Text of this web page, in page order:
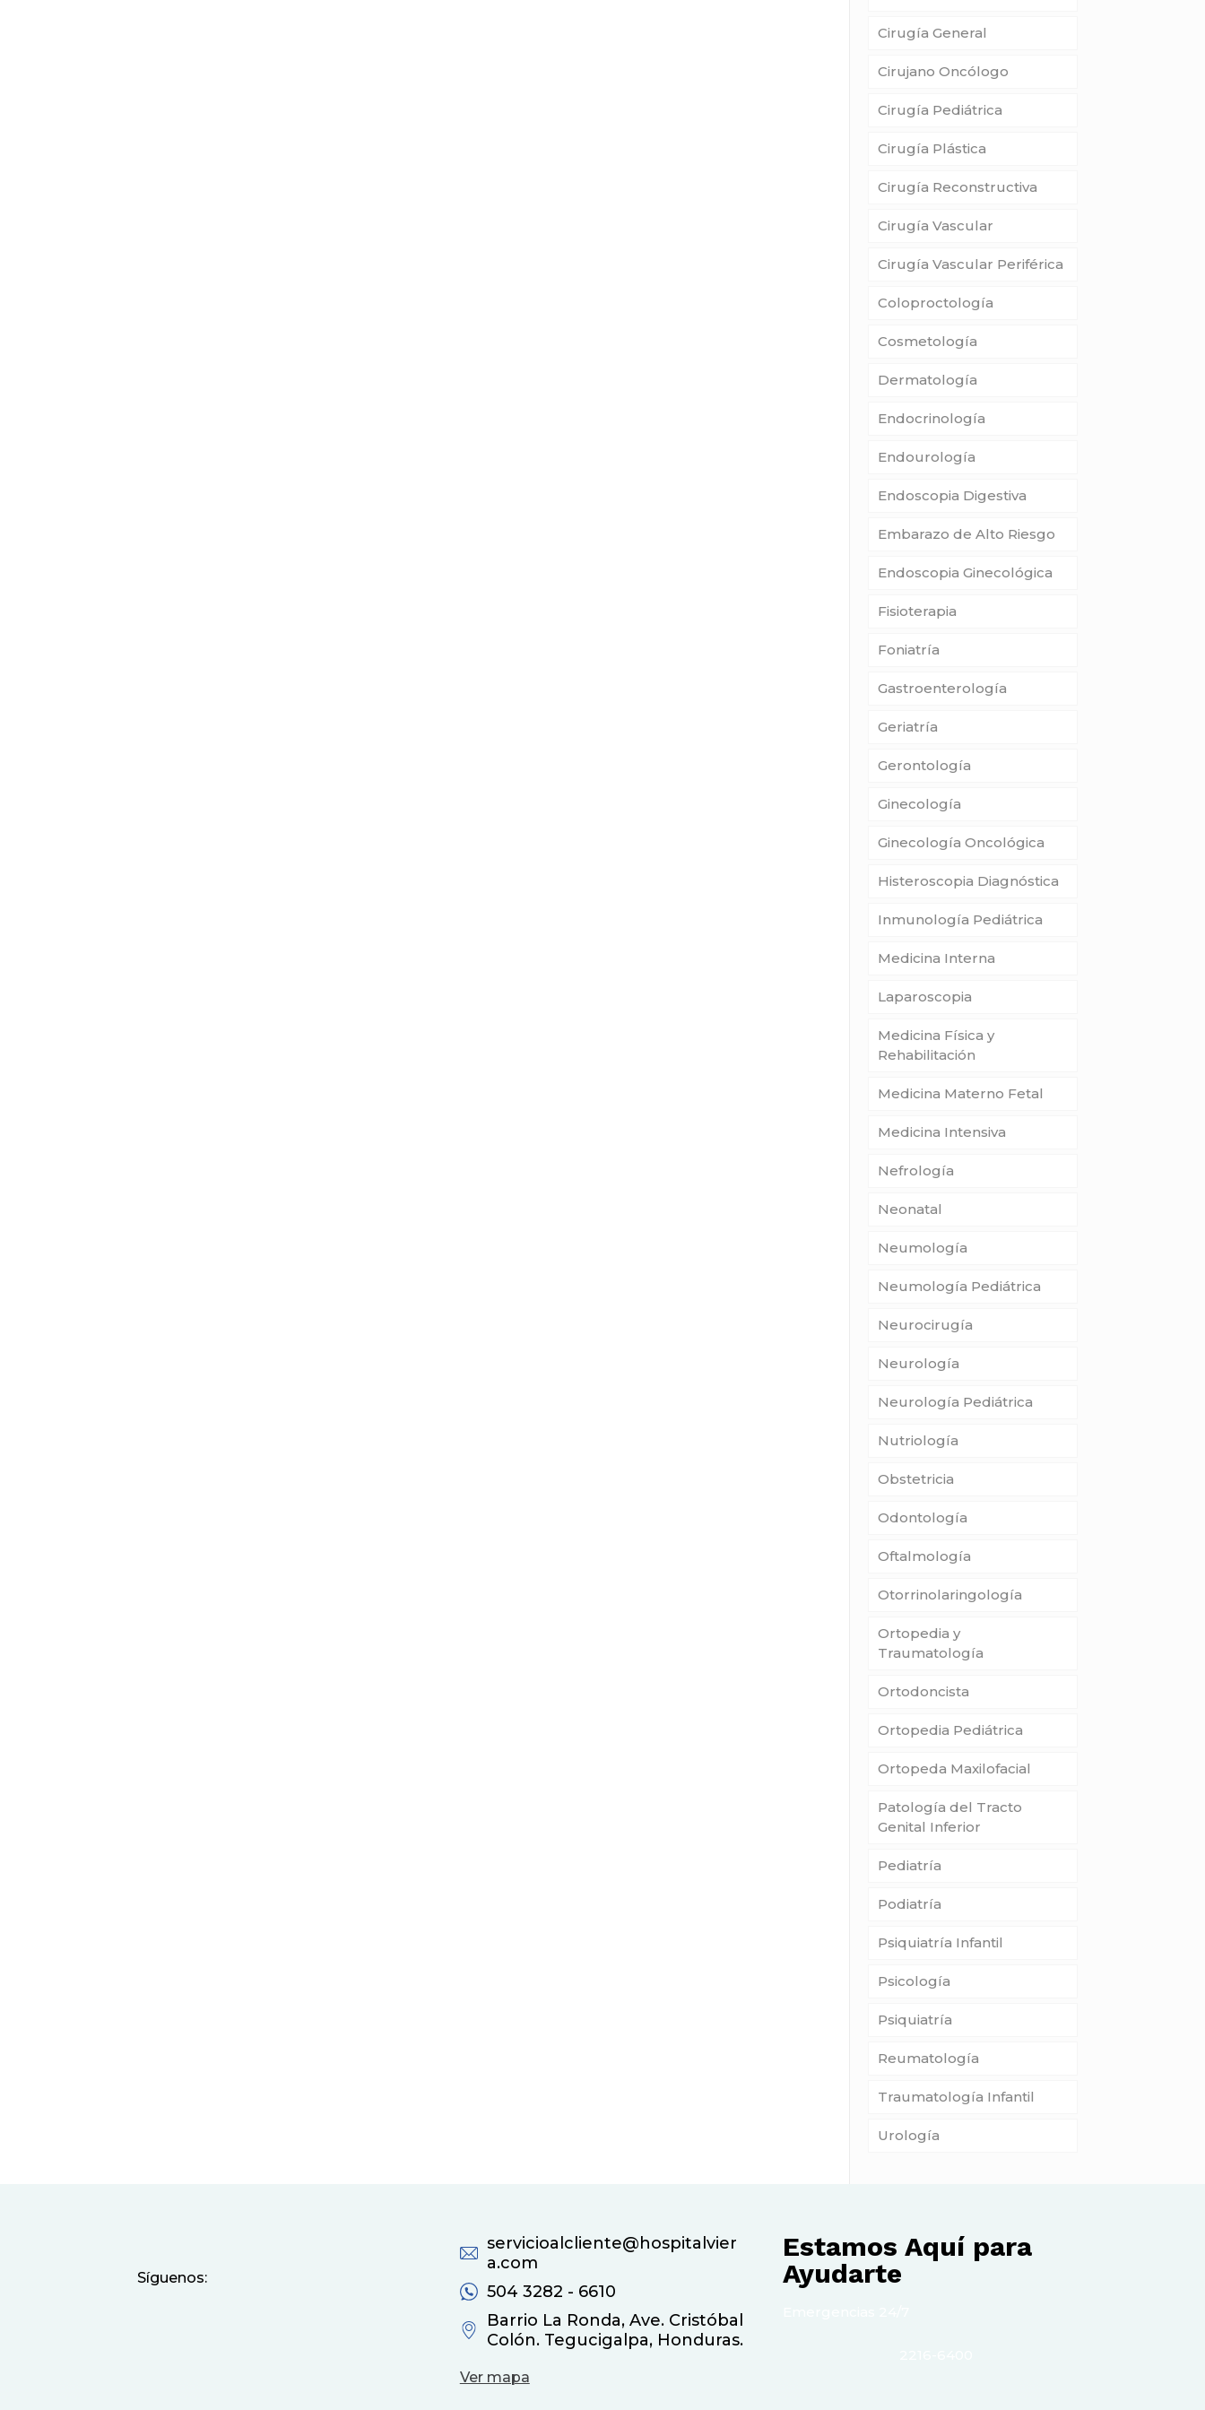
Cirugía General
Cirujano Oncólogo
Cirugía Pediátrica
Cirugía Plástica
Cirugía Reconstructiva
Cirugía Vascular
Cirugía Vascular Periférica
Coloproctología
Cosmetología
Dermatología
Endocrinología
Endourología
Endoscopia Digestiva
Embarazo de Alto Riesgo
Endoscopia Ginecológica
Fisioterapia
Foniatría
Gastroenterología
Geriatría
Gerontología
Ginecología
Ginecología Oncológica
Histeroscopia Diagnóstica
Inmunología Pediátrica
Medicina Interna
Laparoscopia
Medicina Física y
Rehabilitación
Medicina Materno Fetal
Medicina Intensiva
Nefrología
Neonatal
Neumología
Neumología Pediátrica
Neurocirugía
Neurología
Neurología Pediátrica
Nutriología
Obstetricia
Odontología
Oftalmología
Otorrinolaringología
Ortopedia y
Traumatología
Ortodoncista
Ortopedia Pediátrica
Ortopeda Maxilofacial
Patología del Tracto
Genital Inferior
Pediatría
Podiatría
Psiquiatría Infantil
Psicología
Psiquiatría
Reumatología
Traumatología Infantil
Urología
Síguenos:
servicioalcliente@hospitalvier
a.com
504 3282 - 6610
Barrio La Ronda, Ave. Cristóbal
Colón. Tegucigalpa, Honduras.
Ver mapa
Estamos Aquí para
Ayudarte